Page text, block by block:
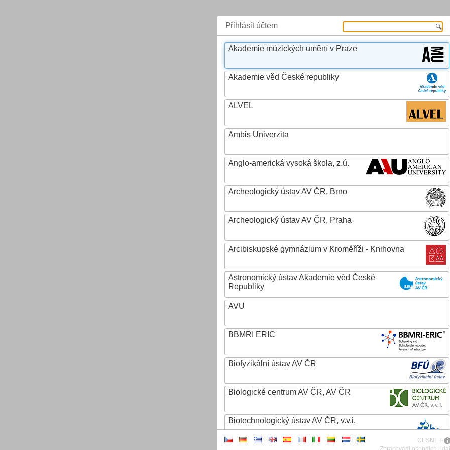
Přihlásit účtem
Akademie múzických umění v Praze
Akademie věd České republiky
ALVEL
Ambis Univerzita
Anglo-americká vysoká škola, z.ú.
Archeologický ústav AV ČR, Brno
Archeologický ústav AV ČR, Praha
Arcibiskupské gymnázium v Kroměříži - Knihovna
Astronomický ústav Akademie věd České
Republiky
AVU
BBMRI ERIC
Biofyzikální ústav AV ČR
Biologické centrum AV ČR, AV ČR
Biotechnologický ústav AV ČR, v.v.i.
CESNET